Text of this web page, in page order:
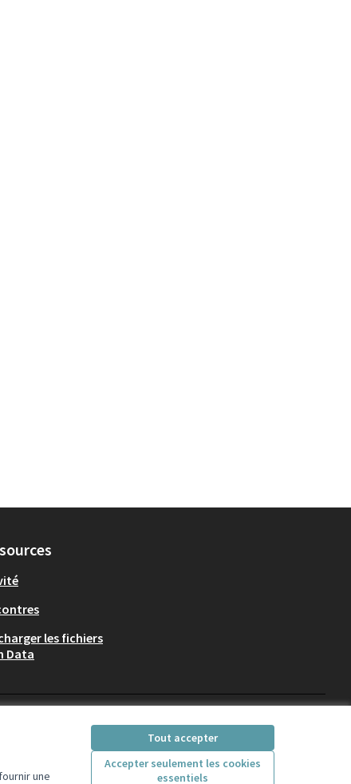
une
Tout accepter
Accepter seulement les cookies
essentiels
les fichiers
Data
(Lien externe)
(Lien externe)(Lien externe)(Lien externe)